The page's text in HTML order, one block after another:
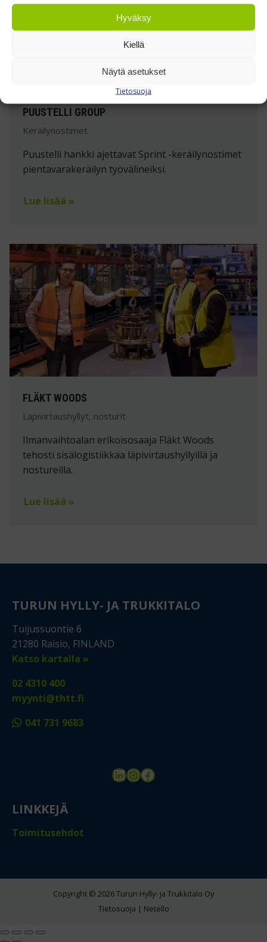
Hyväksy
Kiellä
Näytä asetukset
Tietosuoja
PUUSTELLI GROUP
Keräilynostimet
Puustelli hankki ajettavat Sprint -keräilynostimet
pientavarakeräilyn työvälineiksi.
Lue lisää »
FLÄKT WOODS
Läpivirtaushyllyt, nosturit
Ilmanvaihtoalan erikoisosaaja Fläkt Woods
tehosti sisälogistiikkaa läpivirtaushyllyillä ja
nostureilla.
Lue lisää »
TURUN HYLLY- JA TRUKKITALO
Tuijussuontie 6
21280 Raisio, FINLAND
Katso kartalla »
02 4310 400
myynti@thtt.fi
041 731 9683
LinkedIn
Instagram
Facebook
LINKKEJÄ
Toimitusehdot
Copyright © 2026 Turun Hylly- ja Trukkitalo Oy
Tietosuoja | Netello